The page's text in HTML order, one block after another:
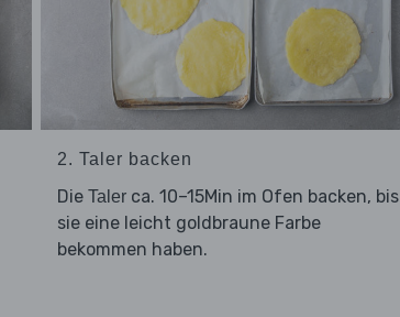
2. Taler backen
Die Talerca. 10–15Min im Ofen backen, bis
sie eine leicht goldbraune Farbe
bekommen haben.